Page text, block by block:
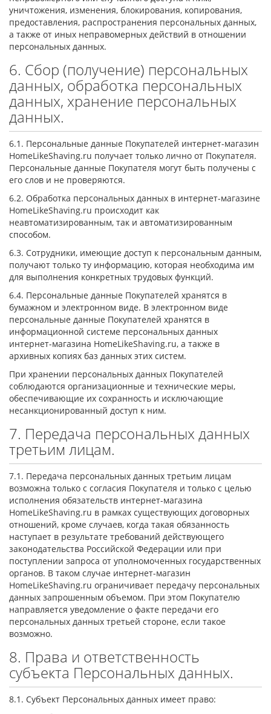
уничтожения, изменения, блокирования, копирования,
предоставления, распространения персональных данных,
а также от иных неправомерных действий в отношении
персональных данных.
6. Сбор (получение) персональных
данных, обработка персональных
данных, хранение персональных
данных.
6.1. Персональные данные Покупателей интернет-магазин
HomeLikeShaving.ru получает только лично от Покупателя.
Персональные данные Покупателя могут быть получены с
его слов и не проверяются.
6.2. Обработка персональных данных в интернет-магазине
HomeLikeShaving.ru происходит как
неавтоматизированным, так и автоматизированным
способом.
6.3. Сотрудники, имеющие доступ к персональным данным,
получают только ту информацию, которая необходима им
для выполнения конкретных трудовых функций.
6.4. Персональные данные Покупателей хранятся в
бумажном и электронном виде. В электронном виде
персональные данные Покупателей хранятся в
информационной системе персональных данных
интернет-магазина HomeLikeShaving.ru, а также в
архивных копиях баз данных этих систем.
При хранении персональных данных Покупателей
соблюдаются организационные и технические меры,
обеспечивающие их сохранность и исключающие
несанкционированный доступ к ним.
7. Передача персональных данных
третьим лицам.
7.1. Передача персональных данных третьим лицам
возможна только с согласия Покупателя и только с целью
исполнения обязательств интернет-магазина
HomeLikeShaving.ru в рамках существующих договорных
отношений, кроме случаев, когда такая обязанность
наступает в результате требований действующего
законодательства Российской Федерации или при
поступлении запроса от уполномоченных государственных
органов. В таком случае интернет-магазин
HomeLikeShaving.ru ограничивает передачу персональных
данных запрошенным объемом. При этом Покупателю
направляется уведомление о факте передачи его
персональных данных третьей стороне, если такое
возможно.
8. Права и ответственность
субъекта Персональных данных.
8.1. Субъект Персональных данных имеет право: